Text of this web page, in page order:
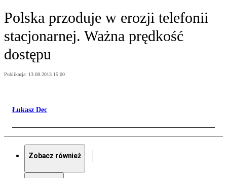
Polska przoduje w erozji telefonii
stacjonarnej. Ważna prędkość
dostępu
Publikacja: 13.08.2013 15:00
Łukasz Dec
Zobacz również